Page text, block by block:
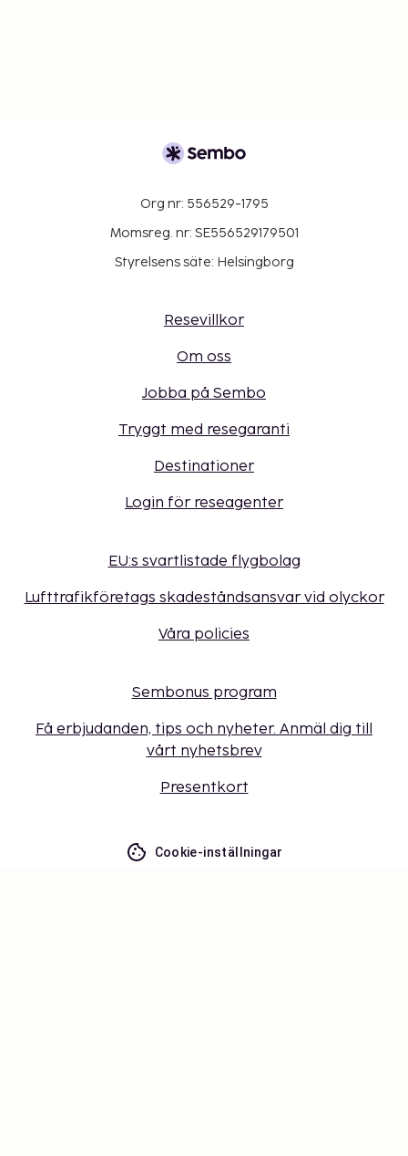
Org nr: 556529-1795
Momsreg. nr: SE556529179501
Styrelsens säte: Helsingborg
Resevillkor
Om oss
Jobba på Sembo
Tryggt med resegaranti
Destinationer
Login för reseagenter
EU:s svartlistade flygbolag
Lufttrafikföretags skadeståndsansvar vid olyckor
Våra policies
Sembonus program
Få erbjudanden, tips och nyheter. Anmäl dig till
vårt nyhetsbrev
Presentkort
Cookie-inställningar